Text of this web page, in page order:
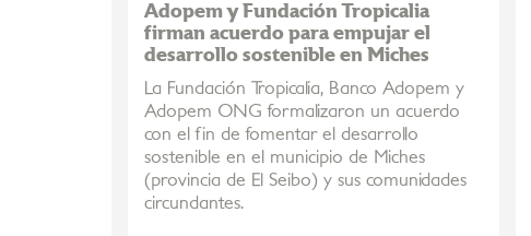
Adopem y Fundación Tropicalia
firman acuerdo para empujar el
desarrollo sostenible en Miches
La Fundación Tropicalia, Banco Adopem y
Adopem ONG formalizaron un acuerdo
con el fin de fomentar el desarrollo
sostenible en el municipio de Miches
(provincia de El Seibo) y sus comunidades
circundantes.